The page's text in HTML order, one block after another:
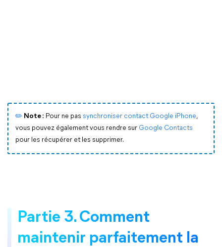
✏️ Note : Pour ne pas synchroniser contact Google iPhone,
vous pouvez également vous rendre sur Google Contacts
pour les récupérer et les supprimer.
Partie 3. Comment
maintenir parfaitement la